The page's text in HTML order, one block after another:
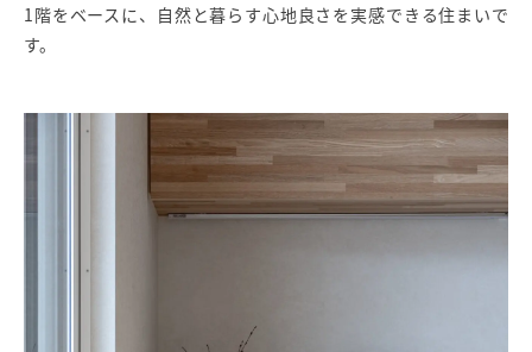
1階をベースに、自然と暮らす心地良さを実感できる住まいで
す。